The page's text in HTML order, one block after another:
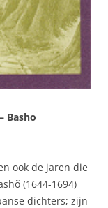
Basho
ook de jaren die
(1644-1694)
dichters; zijn